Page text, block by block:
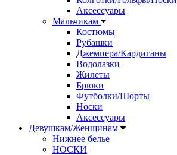
Аксессуары
Мальчикам
Костюмы
Рубашки
Джемпера/Кардиганы
Водолазки
Жилеты
Брюки
Футболки/Шорты
Носки
Аксессуары
Девушкам/Женщинам
Нижнее белье
НОСКИ